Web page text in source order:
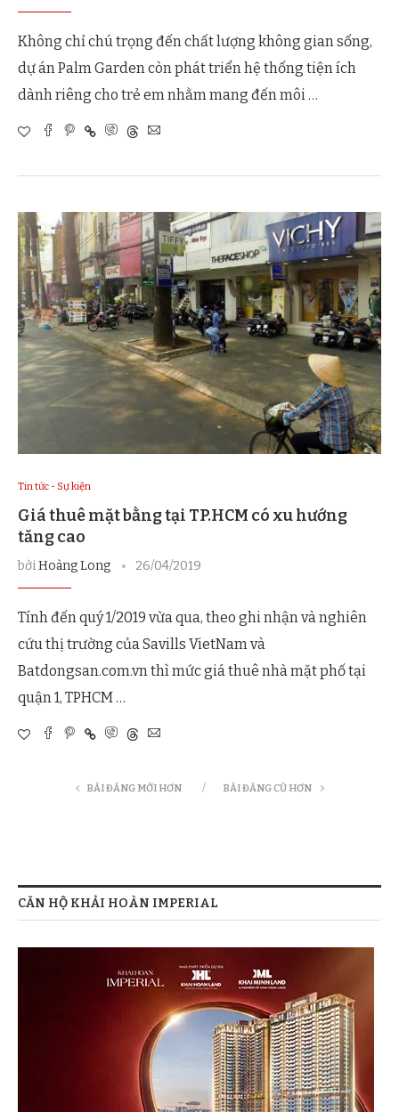
Không chỉ chú trọng đến chất lượng không gian sống,
dự án Palm Garden còn phát triển hệ thống tiện ích
dành riêng cho trẻ em nhằm mang đến môi …
Tin tức - Sự kiện
Giá thuê mặt bằng tại TP.HCM có xu hướng
tăng cao
bởiHoàng Long 26/04/2019
Tính đến quý 1/2019 vừa qua, theo ghi nhận và nghiên
cứu thị trường của Savills VietNam và
Batdongsan.com.vn thì mức giá thuê nhà mặt phố tại
quận 1, TPHCM …
BÀI ĐĂNG MỚI HƠN BÀI ĐĂNG CŨ HƠN
CĂN HỘ KHẢI HOÀN IMPERIAL